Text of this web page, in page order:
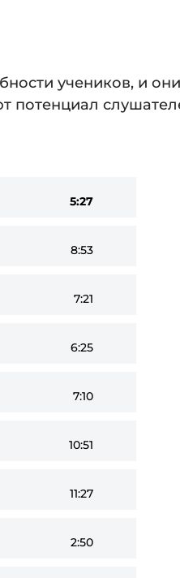
учеников, и
потенциал
5:27
8:53
7:21
6:25
7:10
10:51
11:27
2:50